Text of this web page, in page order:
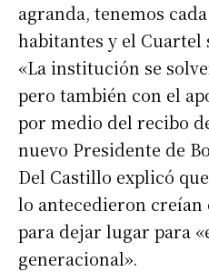
agranda, tenemos
habitantes y el Cuartel
«La institución se
pero también con el
por medio del recibo
nuevo Presidente de
Del Castillo explicó
lo antecedieron creían
para dejar lugar para
generacional».